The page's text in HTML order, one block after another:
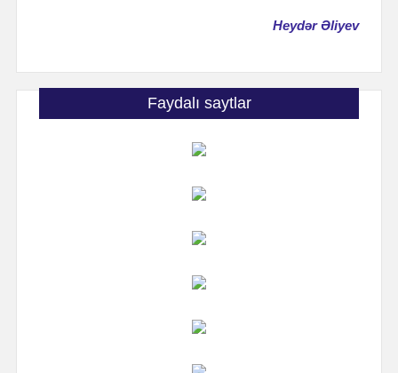
Heydər Əliyev
Faydalı saytlar